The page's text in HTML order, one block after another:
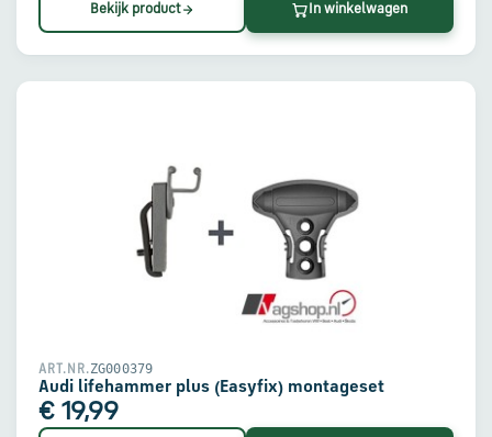
Bekijk product In winkelwagen
ART.NR.ZG000379
Audi lifehammer plus (Easyfix) montageset
€ 19,99